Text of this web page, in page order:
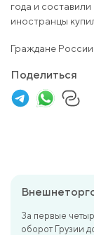
года и
иностранцы
Граждане России
Поделиться
За первые
оборот Грузии